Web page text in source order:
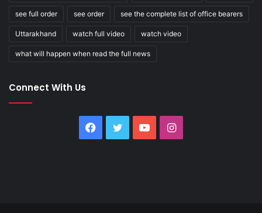
see full order see order see the complete list of office bearers
Uttarakhand watch full video watch video
what will happen when read the full news
Connect With Us
Facebook
Twitter YouTubeInstagram